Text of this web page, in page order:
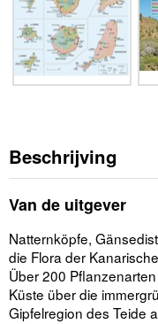
Beschrijving
Van de uitgever
Natternköpfe,
die Flora der
Über 200
Küste über die
Gipfelregion des Teide